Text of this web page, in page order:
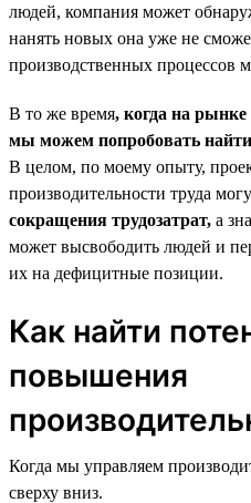
людей, компания может
нанять новых она уже не
производственных процессов
В то же время, когда на
мы можем попробовать
В целом, по моему опыту,
производительности труда
сокращения трудозатрат, а
может высвободить людей и
их на дефицитные позиции.
Как найти
повышения
Когда мы управляем
сверху вниз.